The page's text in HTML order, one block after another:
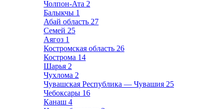
Чолпон-Ата 2
Балыкчы 1
Абай область 27
Семей 25
Аягоз 1
Костромская область 26
Кострома 14
Шарья 2
Чухлома 2
Чувашская Республика — Чувашия 25
Чебоксары 16
Канаш 4